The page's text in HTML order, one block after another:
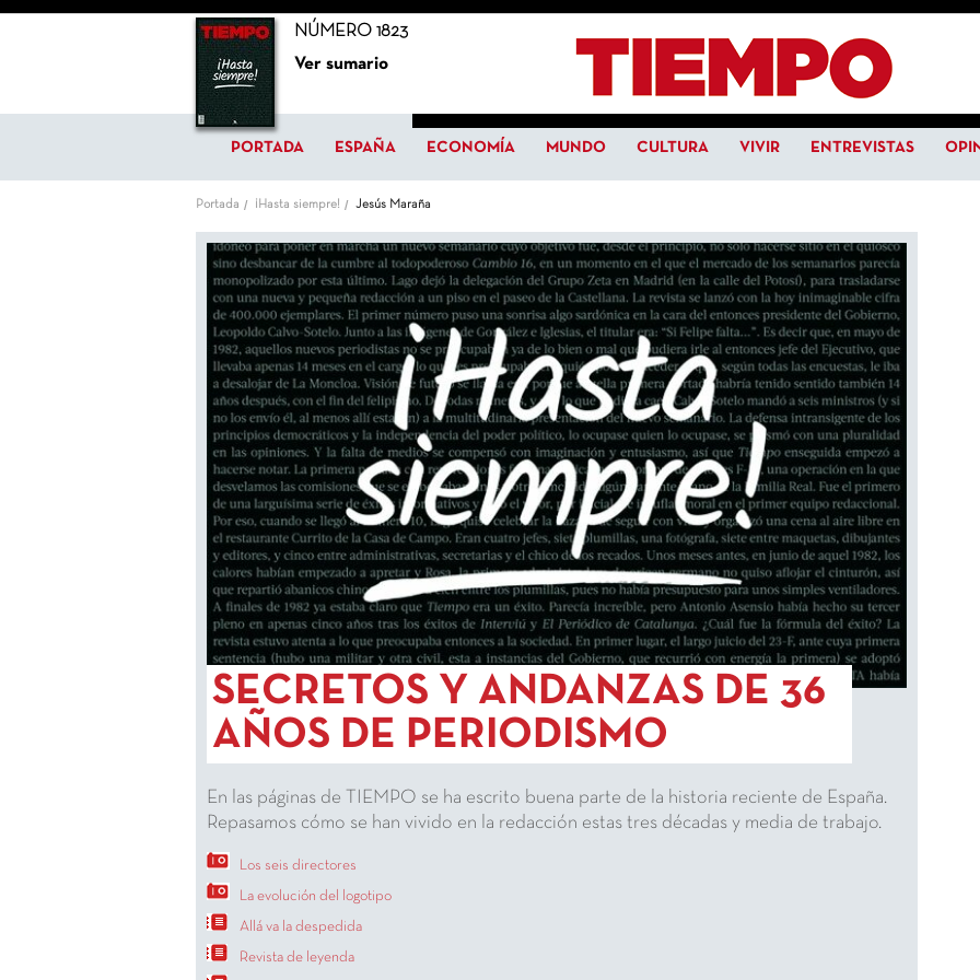
NÚMERO 1823
Ver sumario
PORTADA ESPAÑA ECONOMÍA MUNDO CULTURA VIVIR ENTREVISTAS
Portada ¡Hasta siempre! Jesús Maraña
SECRETOS Y ANDANZAS DE 36
AÑOS DE PERIODISMO
En las páginas de TIEMPO se ha escrito buena parte de la historia reciente de España.
Repasamos cómo se han vivido en la redacción estas tres décadas y media de trabajo.
Los seis directores
La evolución del logotipo
Allá va la despedida
Revista de leyenda